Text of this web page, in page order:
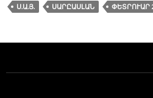
Ս.Ա.Յ. ՍԱՐԸԱՍԼԱՆ ՓԵՏՐՈՒԱՐ